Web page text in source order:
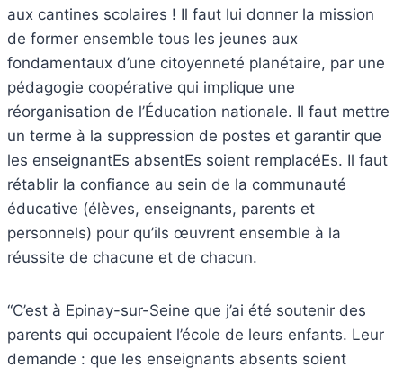
aux cantines scolaires ! Il faut lui donner la mission
de former ensemble tous les jeunes aux
fondamentaux d’une citoyenneté planétaire, par une
pédagogie coopérative qui implique une
réorganisation de l’Éducation nationale. Il faut mettre
un terme à la suppression de postes et garantir que
les enseignantEs absentEs soient remplacéEs. Il faut
rétablir la confiance au sein de la communauté
éducative (élèves, enseignants, parents et
personnels) pour qu’ils œuvrent ensemble à la
réussite de chacune et de chacun.
C’est à Epinay-sur-Seine que j’ai été soutenir des
parents qui occupaient l’école de leurs enfants. Leur
demande : que les enseignants absents soient